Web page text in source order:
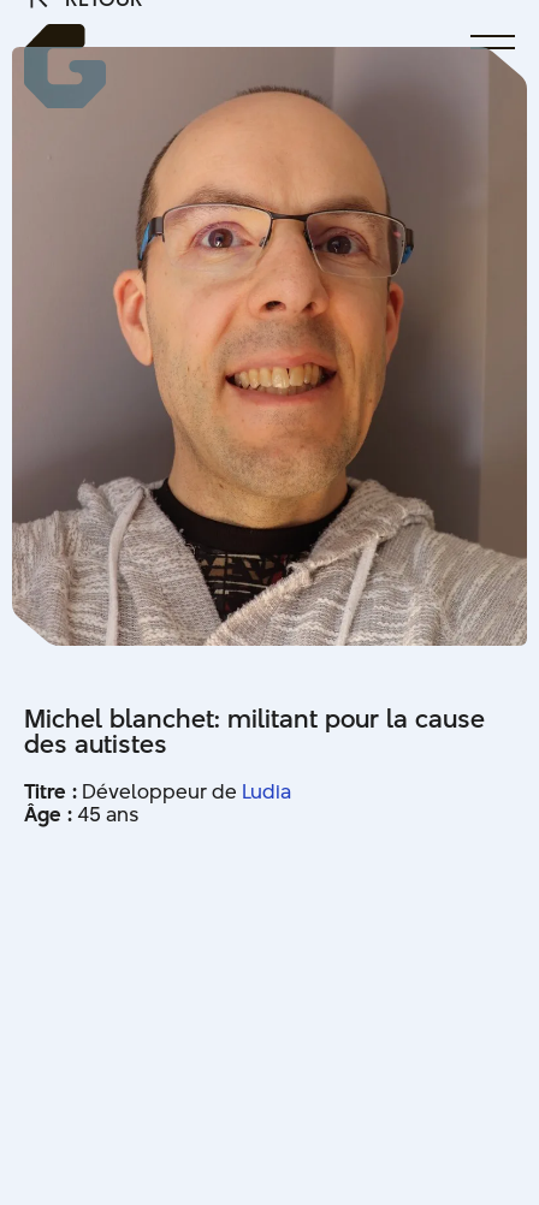
RETOUR
Michel blanchet: militant pour la cause
des autistes
Titre : Développeur de Ludia
Âge :45 ans